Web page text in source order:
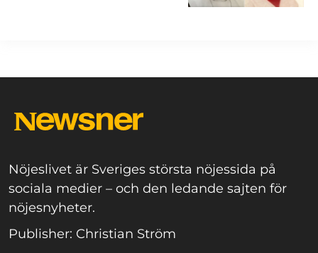
Nöjeslivet är Sveriges största nöjessida på
sociala medier – och den ledande sajten för
nöjesnyheter.
Publisher: Christian Ström